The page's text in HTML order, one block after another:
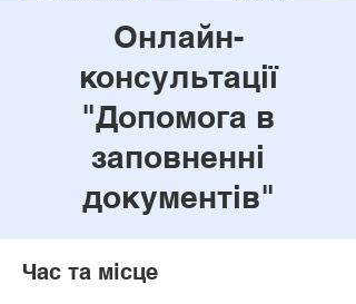
Онлайн-
консультації
"Допомога в
заповненні
документів"
Час та місце